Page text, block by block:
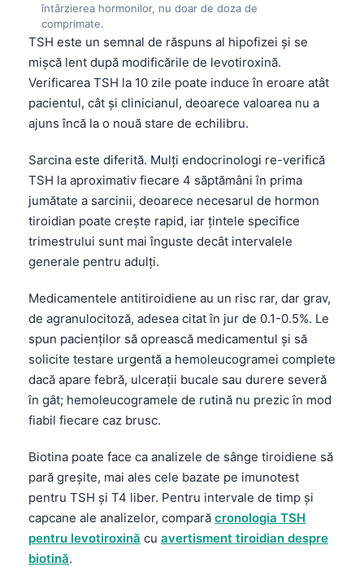
întârzierea hormonilor, nu doar de doza de
comprimate.
TSH este un semnal de răspuns al hipofizei și se
mișcă lent după modificările de levotiroxină.
Verificarea TSH la 10 zile poate induce în eroare atât
pacientul, cât și clinicianul, deoarece valoarea nu a
ajuns încă la o nouă stare de echilibru.
Sarcina este diferită. Mulți endocrinologi re-verifică
TSH la aproximativ fiecare 4 săptămâni în prima
jumătate a sarcinii, deoarece necesarul de hormon
tiroidian poate crește rapid, iar țintele specifice
trimestrului sunt mai înguste decât intervalele
generale pentru adulți.
Medicamentele antitiroidiene au un risc rar, dar grav,
de agranulocitoză, adesea citat în jur de 0.1-0.5%. Le
spun pacienților să oprească medicamentul și să
solicite testare urgentă a hemoleucogramei complete
dacă apare febră, ulcerații bucale sau durere severă
în gât; hemoleucogramele de rutină nu prezic în mod
fiabil fiecare caz brusc.
Biotina poate face ca analizele de sânge tiroidiene să
pară greșite, mai ales cele bazate pe imunotest
pentru TSH și T4 liber. Pentru intervale de timp și
capcane ale analizelor, compară cronologia TSH
pentru levotiroxină cu avertisment tiroidian despre
biotină.
മലയാളം
Bahasa Melayu
Tiếng Việt
Tagalog
ဗမာစာ
ភាសាខ្មែរ
Kiswahili
አማርኛ
Українська
Català
Қазақ тілі
Suomi
Hrvatski
Slovenčina
كوردی‎
پښتو
سنڌي
සිංහල
অসমীয়া